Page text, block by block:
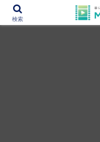
12000作品を紹介！あ
検索